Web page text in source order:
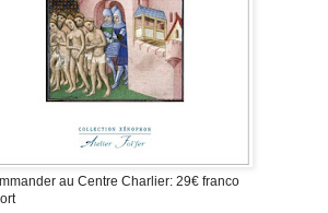
au Centre Charlier: 29€ franco